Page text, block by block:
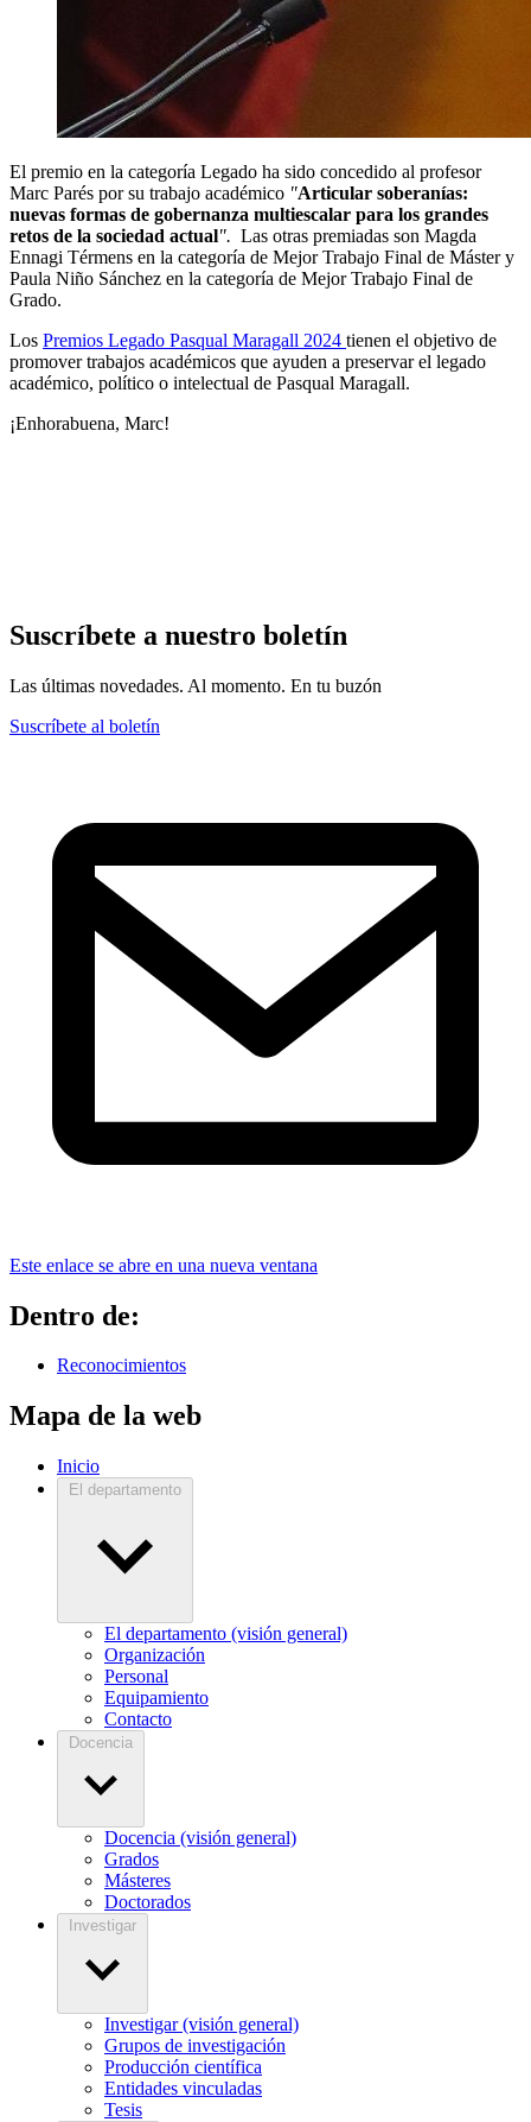
El premio en la categoría Legado ha sido concedido al profesor
Marc Parés por su trabajo académico "Articular soberanías:
nuevas formas de gobernanza multiescalar para los grandes
retos de la sociedad actual". Las otras premiadas son Magda
Ennagi Térmens en la categoría de Mejor Trabajo Final de Máster y
Paula Niño Sánchez en la categoría de Mejor Trabajo Final de
Grado.
Los Premios Legado Pasqual Maragall 2024 tienen el objetivo de
promover trabajos académicos que ayuden a preservar el legado
académico, político o intelectual de Pasqual Maragall.
¡Enhorabuena, Marc!
Suscríbete a nuestro boletín
Las últimas novedades. Al momento. En tu buzón
Suscríbete al boletín
Este enlace se abre en una nueva ventana
Dentro de:
Reconocimientos
Mapa de la web
Inicio
El departamento
El departamento (visión general)
Organización
Personal
Equipamiento
Contacto
Docencia
Docencia (visión general)
Grados
Másteres
Doctorados
Investigar
Investigar (visión general)
Grupos de investigación
Producción científica
Entidades vinculadas
Tesis